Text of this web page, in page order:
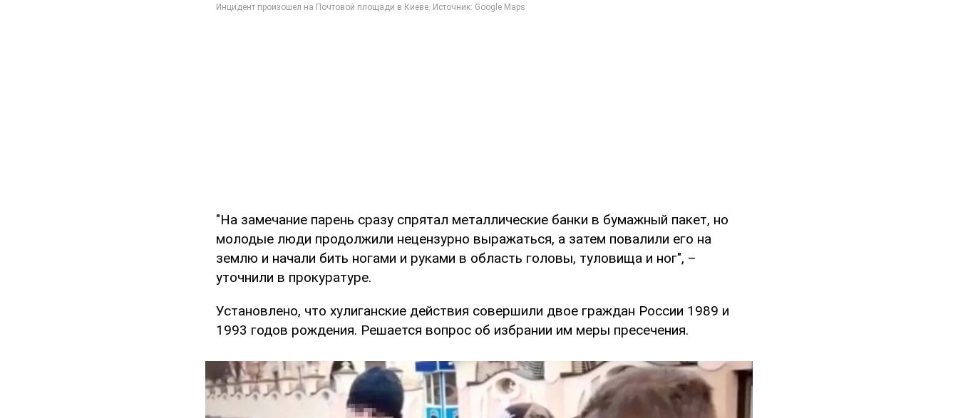
"На замечание парень сразу спрятал металлические банки в бумажный пакет, но
молодые люди продолжили нецензурно выражаться, а затем повалили его на
землю и начали бить ногами и руками в область головы, туловища и ног", –
уточнили в прокуратуре.
Установлено, что хулиганские действия совершили двое граждан России 1989 и
1993 годов рождения. Решается вопрос об избрании им меры пресечения.